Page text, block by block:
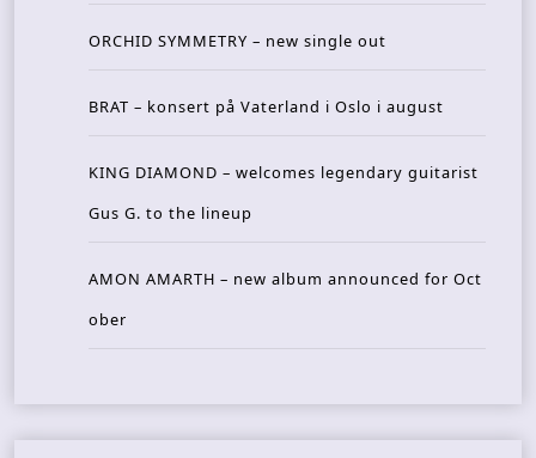
ORCHID SYMMETRY – new single out
BRAT – konsert på Vaterland i Oslo i august
KING DIAMOND – welcomes legendary guitarist
Gus G. to the lineup
AMON AMARTH – new album announced for Oct
ober